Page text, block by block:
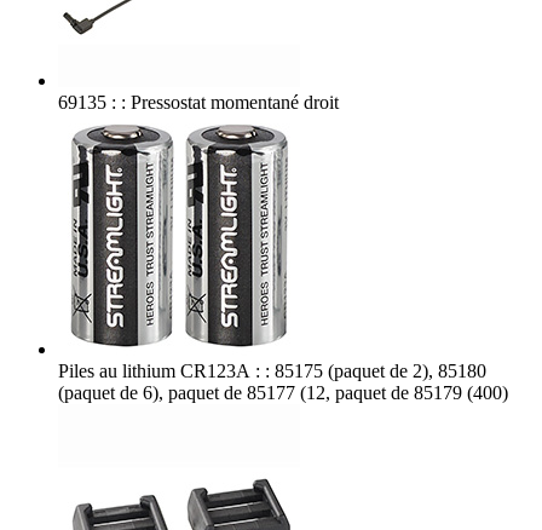
69135 : : Pressostat momentané droit
Piles au lithium CR123A : : 85175 (paquet de 2), 85180
(paquet de 6), paquet de 85177 (12, paquet de 85179 (400)